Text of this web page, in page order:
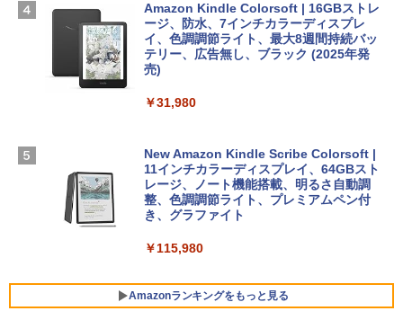
igence、13.6インチLiquid Retinaディ
スプレイ、16GBユニファイドメモリ、1
TB SSDストレージ、12MPセンターフレ
ームカメラ、日本語キーボード、Touch I
D - シルバー
￥261,414
【Amazon.co.jp限定】ASUS ノートパソ
コン Vivobook 15 M1502NAQ 15.6イン
チ AMD Ryzen 7 170 メモリ16GB SSD 5
12GB Microsoft 365 Personal (24か月
版) 搭載 Windows 11 重量1.7kg Wi-Fi 6
5BUWS
ows11、10/mac対応|PC2台
￥39,582
【限定バーチャルアイテムを含む】 【オ
￥14,500
￥480
FM TOWNS ハイパー・カタログ: 本体ハ
ェクトリストと最新エミュレータ紹介
Amazon Kindle Colorsoft | 16GBストレ
ージ、防水、7インチカラーディスプレ
イ、色調調節ライト、最大8週間持続バッ
テリー、広告無し、ブラック (2025年発
売)
￥31,980
New Amazon Kindle Scribe Colorsoft |
11インチカラーディスプレイ、64GBスト
レージ、ノート機能搭載、明るさ自動調
整、色調調節ライト、プレミアムペン付
き、グラファイト
￥115,980
Amazonランキングをもっと見る